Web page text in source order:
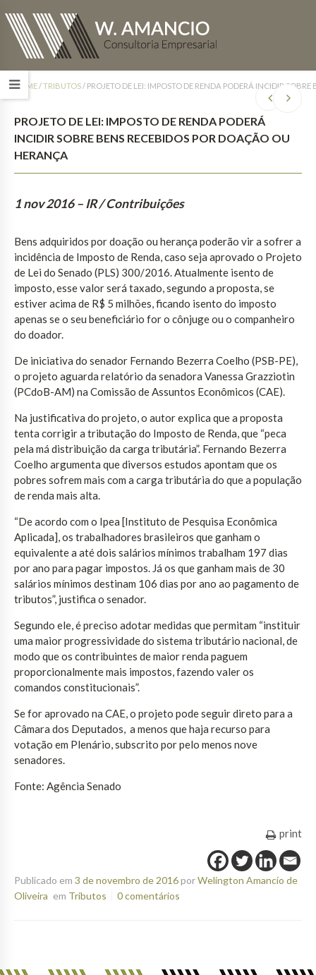
HOME/TRIBUTOS/ PROJETO DE LEI: IMPOSTO DE RENDA PODERÁ INCIDIR
PROJETO DE LEI: IMPOSTO DE RENDA PODERÁ
INCIDIR SOBRE BENS RECEBIDOS POR DOAÇÃO OU
HERANÇA
1 nov 2016 – IR / Contribuições
Bens adquiridos por doação ou herança poderão vir a sofrer a
incidência de Imposto de Renda, caso seja aprovado o Projeto
de Lei do Senado (PLS) 300/2016. Atualmente isento de
imposto, esse valor será taxado, segundo a proposta, se
estiver acima de R$ 5 milhões, ficando isento do imposto
apenas se o seu beneficiário for o cônjuge ou o companheiro
do doador.
De iniciativa do senador Fernando Bezerra Coelho (PSB-PE),
o projeto aguarda relatório da senadora Vanessa Grazziotin
(PCdoB-AM) na Comissão de Assuntos Econômicos (CAE).
Na justificativa do projeto, o autor explica que a proposta
tenta corrigir a tributação do Imposto de Renda, que “peca
pela má distribuição da carga tributária”. Fernando Bezerra
Coelho argumenta que diversos estudos apontam que os
pobres sofrem mais com a carga tributária do que a população
de renda mais alta.
“De acordo com o Ipea [Instituto de Pesquisa Econômica
Aplicada], os trabalhadores brasileiros que ganham o
equivalente a até dois salários mínimos trabalham 197 dias
por ano para pagar impostos. Já os que ganham mais de 30
salários mínimos destinam 106 dias por ano ao pagamento de
tributos”, justifica o senador.
Segundo ele, é preciso adotar medidas que permitam “instituir
uma maior progressividade do sistema tributário nacional, de
modo que os contribuintes de maior renda paguem
proporcionalmente mais impostos, fazendo valer os
comandos constitucionais”.
Se for aprovado na CAE, o projeto pode seguir direto para a
Câmara dos Deputados, a menos que haja recurso para
votação em Plenário, subscrito por pelo menos nove
senadores.
Fonte: Agência Senado
print
Publicado em 3 de novembro de 2016porWelington Amancio de
Oliveira em Tributos 0 comentários